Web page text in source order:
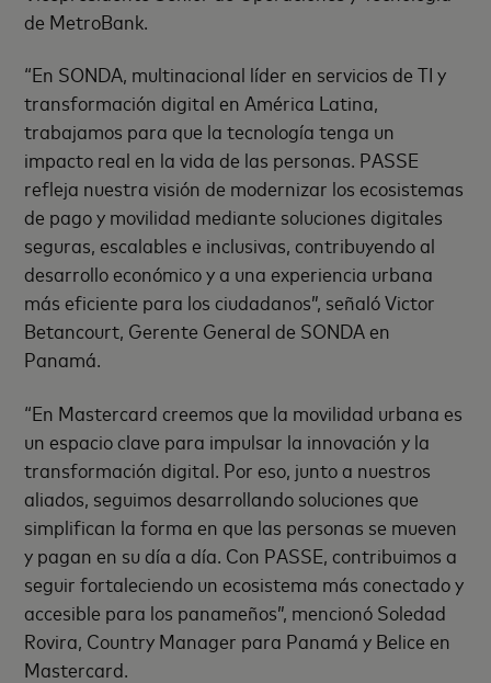
de MetroBank.
“En SONDA, multinacional líder en servicios de TI y
transformación digital en América Latina,
trabajamos para que la tecnología tenga un
impacto real en la vida de las personas. PASSE
refleja nuestra visión de modernizar los ecosistemas
de pago y movilidad mediante soluciones digitales
seguras, escalables e inclusivas, contribuyendo al
desarrollo económico y a una experiencia urbana
más eficiente para los ciudadanos”, señaló Victor
Betancourt, Gerente General de SONDA en
Panamá.
“En Mastercard creemos que la movilidad urbana es
un espacio clave para impulsar la innovación y la
transformación digital. Por eso, junto a nuestros
aliados, seguimos desarrollando soluciones que
simplifican la forma en que las personas se mueven
y pagan en su día a día. Con PASSE,contribuimos a
seguir fortaleciendo un ecosistema más conectado y
accesible para los panameños”, mencionó Soledad
Rovira, Country Manager para Panamá y Belice en
Mastercard.